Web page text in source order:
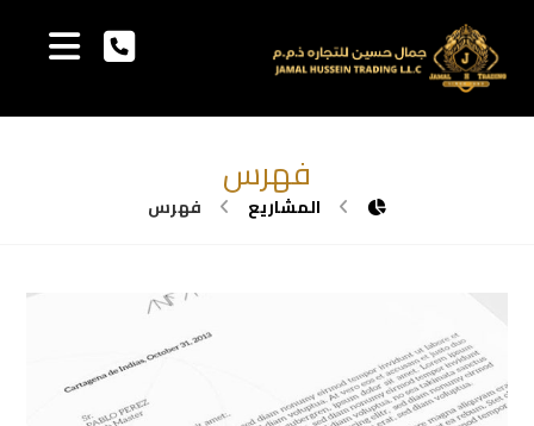
فهرس
المشاريع فهرس